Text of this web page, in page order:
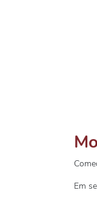
Em